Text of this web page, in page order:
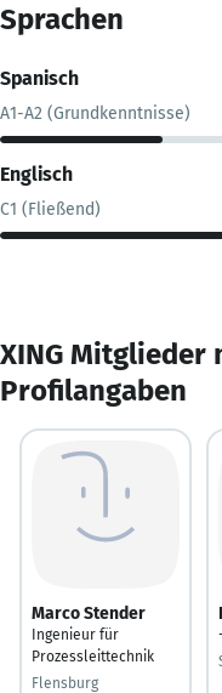
Sprachen
Spanisch
A1-A2 (Grundkenntnisse)
Englisch
C1 (Fließend)
XING Mitglieder
Profilangaben
Marco Stender
Ingenieur für
Prozessleittechnik
Flensburg